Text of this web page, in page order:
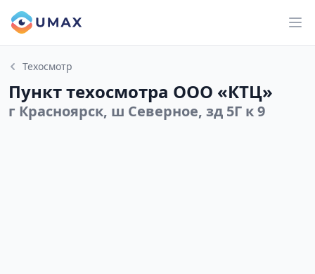
Техосмотр
Пункт техосмотра ООО «КТЦ»
г Красноярск, ш Северное, зд 5Г к 9